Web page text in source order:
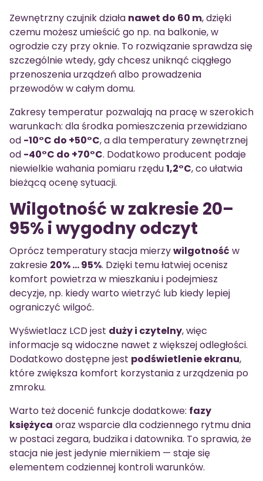
Zewnętrzny czujnik działa nawet do 60 m, dzięki
czemu możesz umieścić go np. na balkonie, w
ogrodzie czy przy oknie. To rozwiązanie sprawdza się
szczególnie wtedy, gdy chcesz uniknąć ciągłego
przenoszenia urządzeń albo prowadzenia
przewodów w całym domu.
Zakresy temperatur pozwalają na pracę w szerokich
warunkach: dla środka pomieszczenia przewidziano
od -10°C do +50°C, a dla temperatury zewnętrznej
od -40°C do +70°C. Dodatkowo producent podaje
niewielkie wahania pomiaru rzędu1,2°C, co ułatwia
bieżącą ocenę sytuacji.
Wilgotność w zakresie 20–
95% i wygodny odczyt
Oprócz temperatury stacja mierzywilgotność w
zakresie 20% … 95%. Dzięki temu łatwiej ocenisz
komfort powietrza w mieszkaniu i podejmiesz
decyzje, np. kiedy warto wietrzyć lub kiedy lepiej
ograniczyć wilgoć.
Wyświetlacz LCD jest duży i czytelny, więc
informacje są widoczne nawet z większej odległości.
Dodatkowo dostępne jest podświetlenie ekranu,
które zwiększa komfort korzystania z urządzenia po
zmroku.
Warto też docenić funkcje dodatkowe: fazy
księżyca oraz wsparcie dla codziennego rytmu dnia
w postaci zegara, budzika i datownika. To sprawia, że
stacja nie jest jedynie miernikiem — staje się
elementem codziennej kontroli warunków.